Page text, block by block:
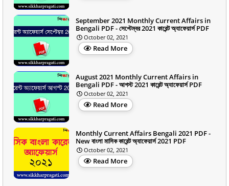
September 2021 Monthly Current Affairs in
Bengali PDF - সেপ্টেম্বর 2021 কারেন্ট অ্যাফেয়ার্স PDF
October 02, 2021
Read More
August 2021 Monthly Current Affairs in
Bengali PDF - আগস্ট 2021 কারেন্ট অ্যাফেয়ার্স PDF
October 02, 2021
Read More
Monthly Current Affairs Bengali 2021 PDF -
New বাংলা মাসিক কারেন্ট অ্যাফেয়ার্স 2021 PDF
October 02, 2021
Read More